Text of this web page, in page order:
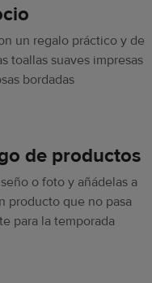
un regalo práctico y de
toallas suaves impresas
bordadas
de productos
o foto y añádelas a
producto que no pasa
para la temporada